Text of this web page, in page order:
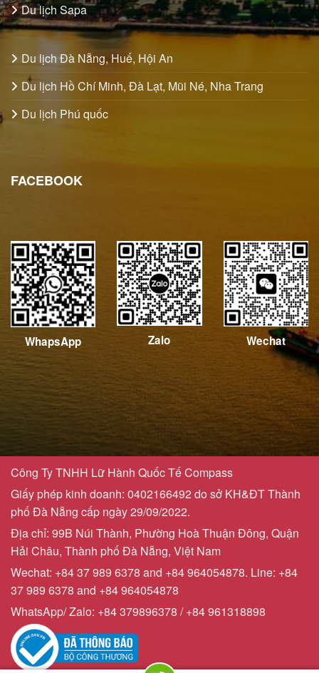
Du lịch Sapa
Du lịch Đà Nẵng, Huế, Hội An
Du lịch Hồ Chí Minh, Đà Lạt, Mũi Né, Nha Trang
Du lịch Phú quốc
FACEBOOK
WhapsApp Zalo Wechat
Công Ty TNHH Lữ Hành Quốc Tế Compass
Giấy phép kinh doanh: 0402166492 do sở KH&ĐT Thành
phố Đà Nẵng cấp ngày 29/09/2022.
Địa chỉ: 99B Núi Thành, Phường Hoà Thuận Đông, Quận
Hải Châu, Thành phố Đà Nẵng, Việt Nam
Wechat: +84 37 989 6378 and +84 964054878. Line: +84
37 989 6378 and +84 964054878
WhatsApp/ Zalo: +84 379896378 / +84 961318898